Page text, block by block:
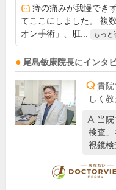
痔の痛みが我慢でき
てここにしました。 複
オン手術」、肛...
もっと
尾島敏康院長にインタ
貴院
しく教
当
検査」
視鏡